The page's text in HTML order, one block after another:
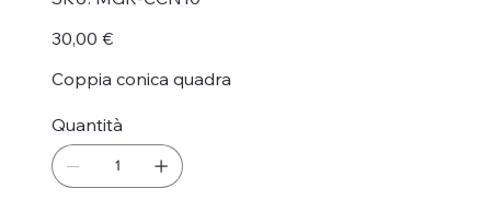
MGR-
Prezzo
30,00 €
Coppia conica quadra
Quantità